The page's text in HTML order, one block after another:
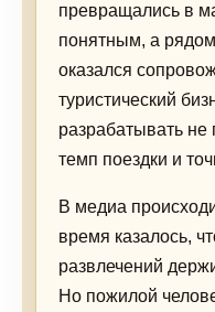
превращались в
понятным, а
оказался
туристический
разрабатывать не
темп поездки и
В медиа
время казалось,
развлечений
Но пожилой